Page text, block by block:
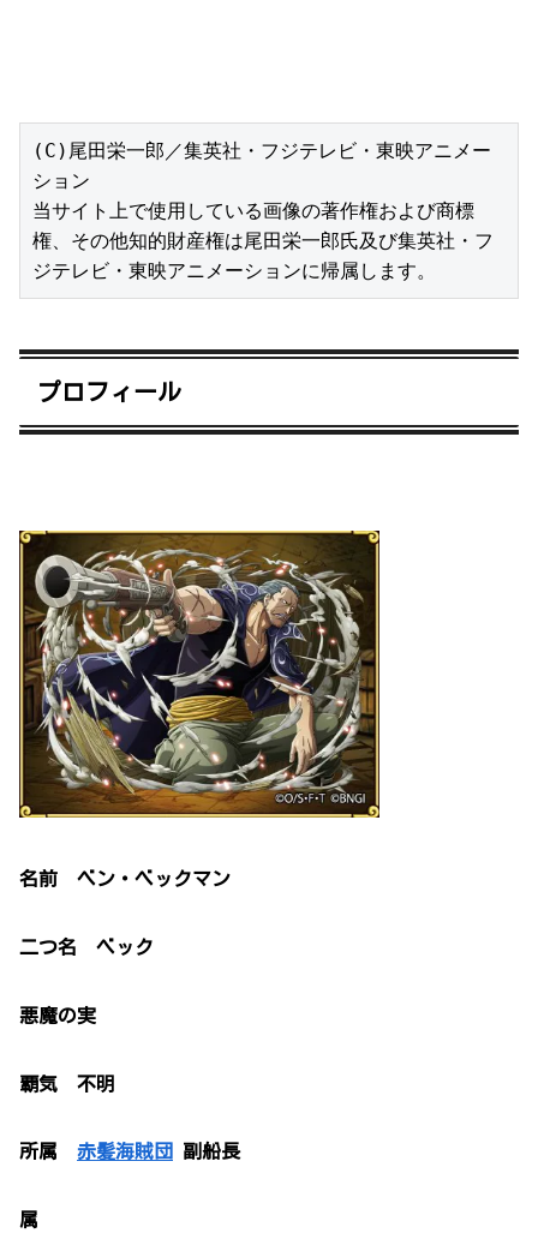
(C)尾田栄一郎／集英社・フジテレビ・東映アニメー
ション
当サイト上で使用している画像の著作権および商標
権、その他知的財産権は尾田栄一郎氏及び集英社・フ
ジテレビ・東映アニメーションに帰属します。
プロフィール
名前 ベン・ベックマン
二つ名 ベック
悪魔の実
覇気 不明
所属 赤髪海賊団 副船長
属